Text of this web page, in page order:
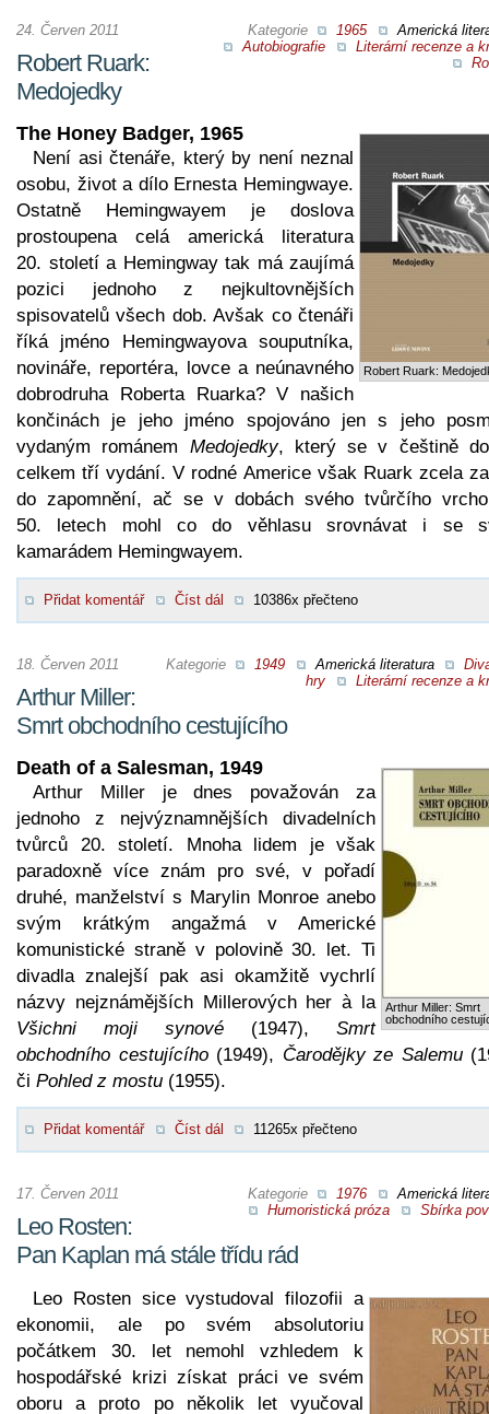
Kategorie 1965
Americká
Autobiografie
Literární recenze a
24. Červen 2011
Robert Ruark:
Medojedky
Robert Ruark:
The Honey Badger, 1965
Není asi čtenáře, který by není neznal
osobu, život a dílo Ernesta Hemingwaye.
Ostatně Hemingwayem je doslova
prostoupena celá americká literatura
20. století a Hemingway tak má zaujímá
pozici jednoho z nejkultovnějších
spisovatelů všech dob. Avšak co čtenáři
říká jméno Hemingwayova souputníka,
novináře, reportéra, lovce a neúnavného
dobrodruha Roberta Ruarka? V našich
končinách je jeho jméno spojováno jen s jeho
vydaným románem Medojedky, který se v češtině
celkem tří vydání. V rodné Americe však Ruark zcela
do zapomnění, ač se v dobách svého tvůrčího
50. letech mohl co do věhlasu srovnávat i se
kamarádem Hemingwayem.
Přidat komentář Číst dál 10386x přečteno
Kategorie 1949 Americká literatura
hry
Literární recenze a
18. Červen 2011
Arthur Miller:
Smrt obchodního cestujícího
Arthur Miller: Smrt
obchodního
Death of a Salesman, 1949
Arthur Miller je dnes považován za
jednoho z nejvýznamnějších divadelních
tvůrců 20. století. Mnoha lidem je však
paradoxně více znám pro své, v pořadí
druhé, manželství s Marylin Monroe anebo
svým krátkým angažmá v Americké
komunistické straně v polovině 30. let. Ti
divadla znalejší pak asi okamžitě vychrlí
názvy nejznámějších Millerových her à la
Všichni moji synové (1947), Smrt
obchodního cestujícího(1949), Čarodějky ze Salemu
či Pohled z mostu (1955).
Přidat komentář Číst dál 11265x přečteno
Kategorie 1976
Americká
Humoristická próza
Sbírka
17. Červen 2011
Leo Rosten:
Pan Kaplan má stále třídu rád
Leo Rosten sice vystudoval filozofii a
ekonomii, ale po svém absolutoriu
počátkem 30. let nemohl vzhledem k
hospodářské krizi získat práci ve svém
oboru a proto po několik let vyučoval